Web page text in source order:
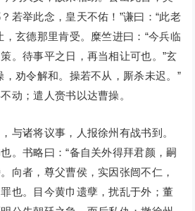
若举此念，皇天不佑！”谦曰：“此老
，玄德那里肯受。糜竺进曰：“今兵临
。待事平之日，再当相让可也。”玄
，劝令解和。操若不从，厮杀未迟。”
动；遣人赍书以达曹操。
诸将议事，人报徐州有战书到。
。书略曰：“备自关外得拜君颜，嗣
向者，尊父曹侯，实因张闿不仁，
也。目今黄巾遗孽，扰乱于外；董